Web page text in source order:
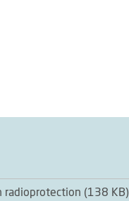
radioprotection (138 KB)